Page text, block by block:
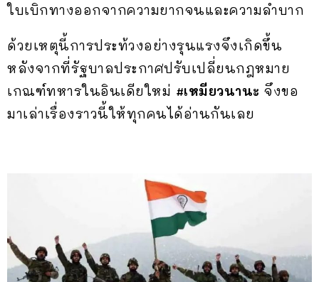
ใบเบิกทางออกจากความยากจนและความลำบาก
ด้วยเหตุนี้การประท้วงอย่างรุนแรงจึงเกิดขึ้น
หลังจากที่รัฐบาลประกาศปรับเปลี่ยนกฎหมาย
เกณฑ์ทหารในอินเดียใหม่ #เหมียวนานะ จึงขอ
มาเล่าเรื่องราวนี้ให้ทุกคนได้อ่านกันเลย